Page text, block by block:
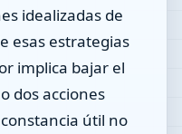
idealizadas de
esas estrategias
implica bajar el
dos acciones
útil no